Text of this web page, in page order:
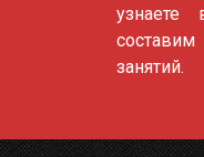
занятий.